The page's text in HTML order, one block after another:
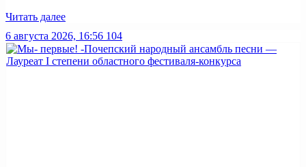
Читать далее
6 августа 2026, 16:56 104